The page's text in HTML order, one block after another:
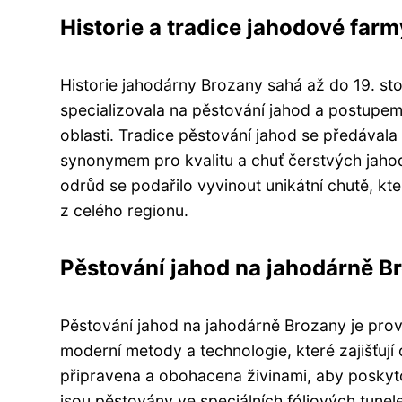
Historie a tradice jahodové
Historie jahodárny Brozany sahá až do 19.
specializovala na pěstování jahod a
oblasti. Tradice pěstování jahod se
synonymem pro kvalitu a chuť čerstvých
odrůd se podařilo vyvinout unikátní chutě,
z celého regionu.
Pěstování jahod na jahodárně
Pěstování jahod na jahodárně Brozany je
moderní metody a technologie, které
připravena a obohacena živinami, aby